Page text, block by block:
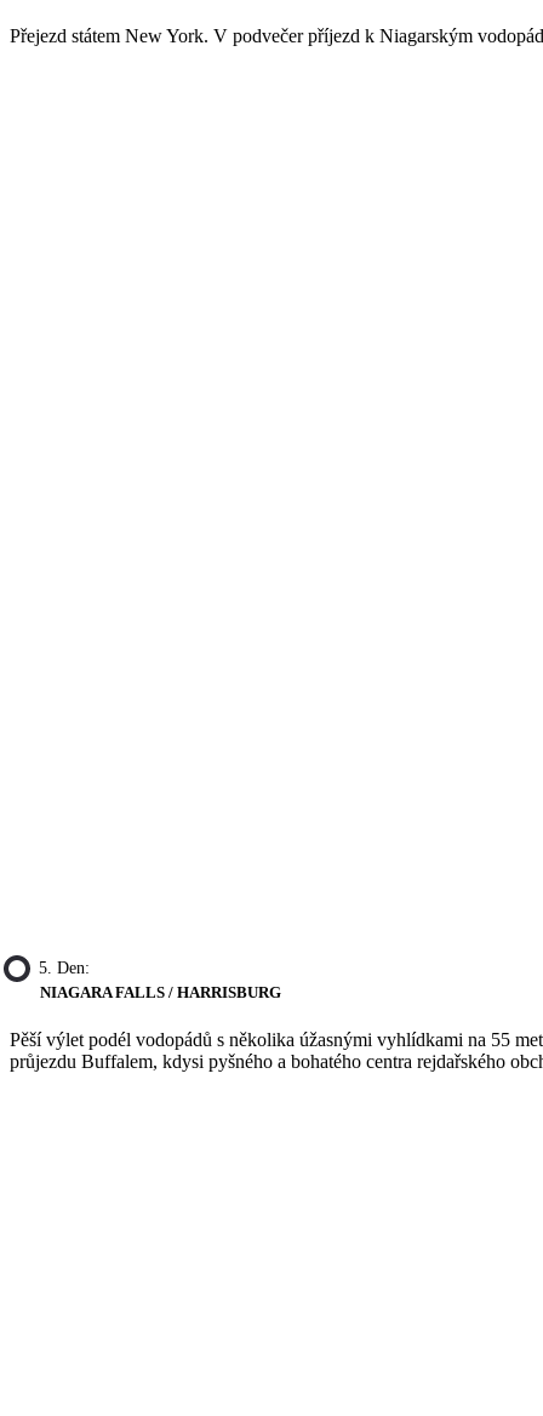
Přejezd státem New York. V podvečer příjezd k Niagarským
5. Den:
NIAGARA FALLS / HARRISBURG
Pěší výlet podél vodopádů s několika úžasnými vyhlídkami na 55
průjezdu Buffalem, kdysi pyšného a bohatého centra rejdařského